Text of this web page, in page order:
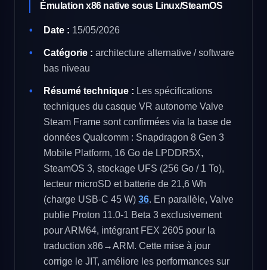
Émulation x86 native sous Linux/SteamOS
Date : 15/05/2026
Catégorie : architecture alternative / software
bas niveau
Résumé technique : Les spécifications
techniques du casque VR autonome Valve
Steam Frame sont confirmées via la base de
données Qualcomm : Snapdragon 8 Gen 3
Mobile Platform, 16 Go de LPDDR5X,
SteamOS 3, stockage UFS (256 Go / 1 To),
lecteur microSD et batterie de 21,6 Wh
(charge USB-C 45 W) 36. En parallèle, Valve
publie Proton 11.0-1 Beta 3 exclusivement
pour ARM64, intégrant FEX 2605 pour la
traduction x86→ARM. Cette mise à jour
corrige le JIT, améliore les performances sur